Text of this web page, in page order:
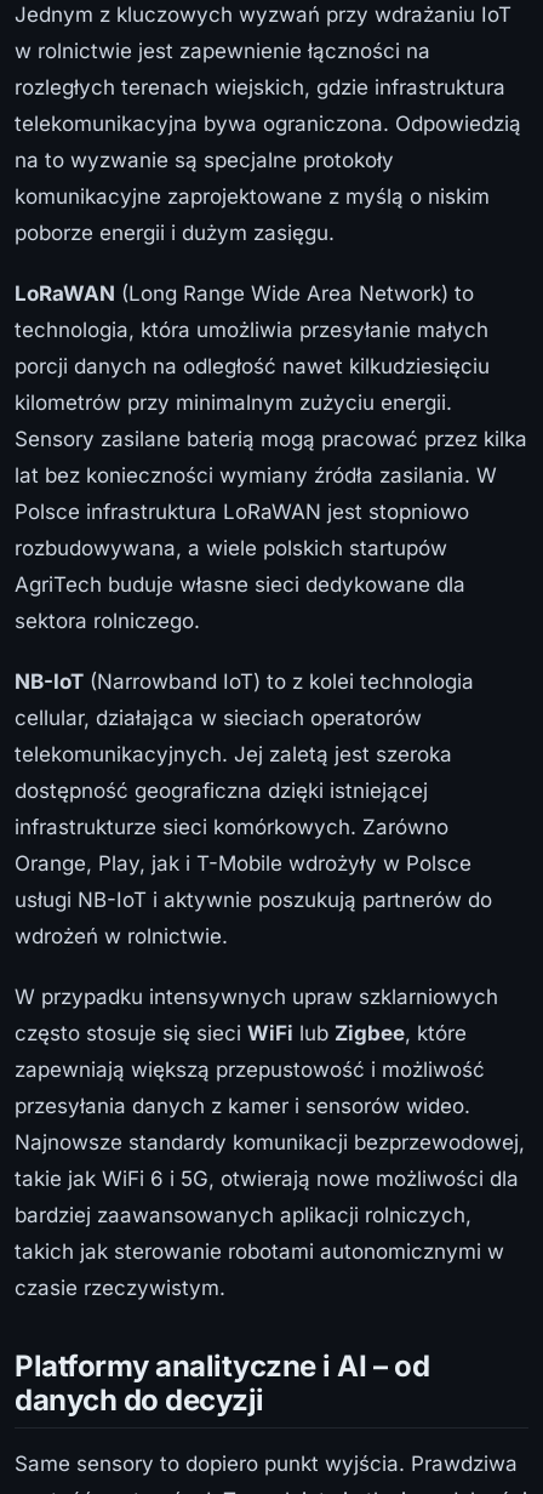
Jednym z kluczowych wyzwań przy wdrażaniu IoT
w rolnictwie jest zapewnienie łączności na
rozległych terenach wiejskich, gdzie infrastruktura
telekomunikacyjna bywa ograniczona. Odpowiedzią
na to wyzwanie są specjalne protokoły
komunikacyjne zaprojektowane z myślą o niskim
poborze energii i dużym zasięgu.
LoRaWAN (Long Range Wide Area Network) to
technologia, która umożliwia przesyłanie małych
porcji danych na odległość nawet kilkudziesięciu
kilometrów przy minimalnym zużyciu energii.
Sensory zasilane baterią mogą pracować przez kilka
lat bez konieczności wymiany źródła zasilania. W
Polsce infrastruktura LoRaWAN jest stopniowo
rozbudowywana, a wiele polskich startupów
AgriTech buduje własne sieci dedykowane dla
sektora rolniczego.
NB-IoT (Narrowband IoT) to z kolei technologia
cellular, działająca w sieciach operatorów
telekomunikacyjnych. Jej zaletą jest szeroka
dostępność geograficzna dzięki istniejącej
infrastrukturze sieci komórkowych. Zarówno
Orange, Play, jak i T-Mobile wdrożyły w Polsce
usługi NB-IoT i aktywnie poszukują partnerów do
wdrożeń w rolnictwie.
W przypadku intensywnych upraw szklarniowych
często stosuje się sieci WiFi lub Zigbee, które
zapewniają większą przepustowość i możliwość
przesyłania danych z kamer i sensorów wideo.
Najnowsze standardy komunikacji bezprzewodowej,
takie jak WiFi 6 i 5G, otwierają nowe możliwości dla
bardziej zaawansowanych aplikacji rolniczych,
takich jak sterowanie robotami autonomicznymi w
czasie rzeczywistym.
Platformy analityczne i AI – od
danych do decyzji
Same sensory to dopiero punkt wyjścia. Prawdziwa